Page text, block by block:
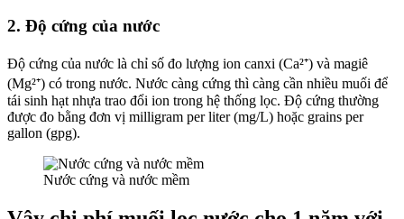
2. Độ cứng của nước
Độ cứng của nước là chỉ số đo lượng ion canxi (Ca²⁺) và magiê
(Mg²⁺) có trong nước. Nước càng cứng thì càng cần nhiều muối để
tái sinh hạt nhựa trao đổi ion trong hệ thống lọc. Độ cứng thường
được đo bằng đơn vị milligram per liter (mg/L) hoặc grains per
gallon (gpg).
Nước cứng và nước mềm